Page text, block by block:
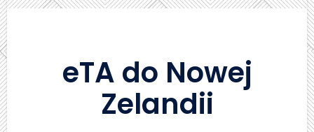
eTA do Nowej
Zelandii